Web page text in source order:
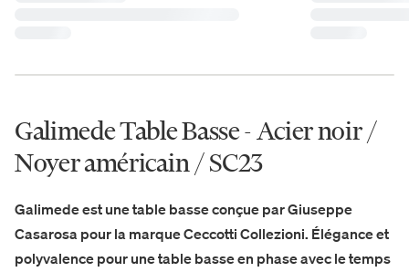
Galimede Table Basse - Acier noir /
Noyer américain / SC23
Galimede est une table basse conçue par Giuseppe
Casarosa pour la marque Ceccotti Collezioni. Élégance et
polyvalence pour une table basse en phase avec le temps